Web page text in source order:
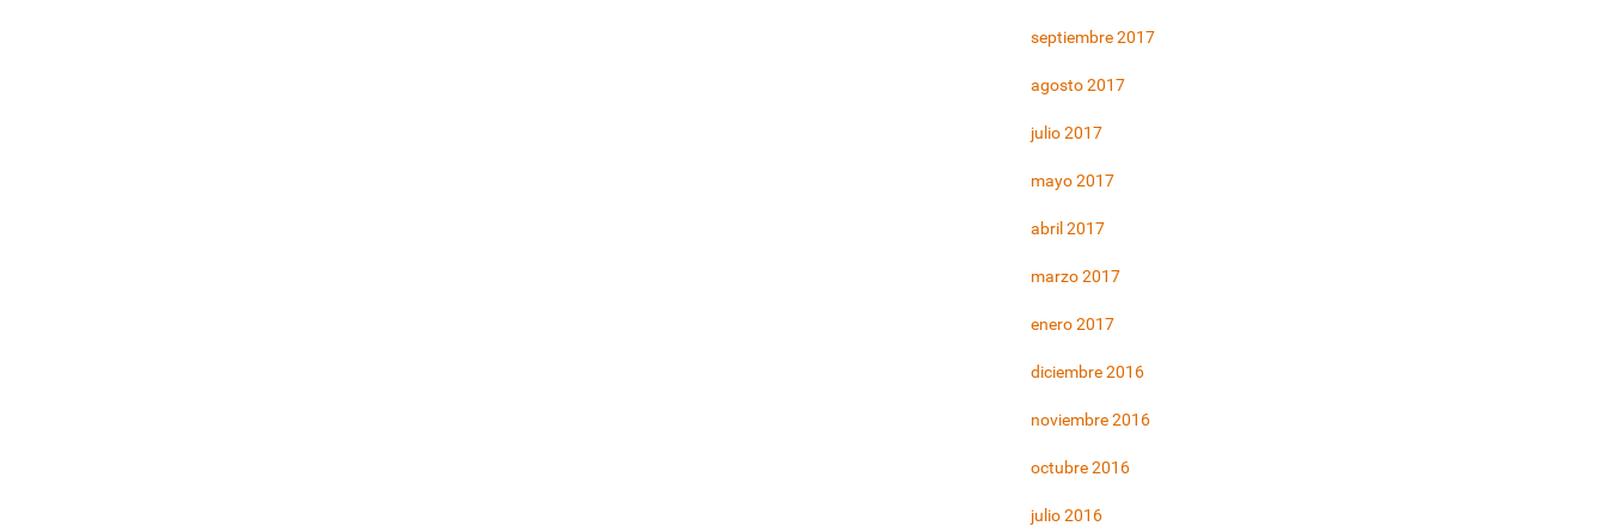
septiembre 2017
agosto 2017
julio 2017
mayo 2017
abril 2017
marzo 2017
enero 2017
diciembre 2016
noviembre 2016
octubre 2016
julio 2016